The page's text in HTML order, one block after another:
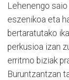
Lehenengo
eszenikoa eta
bertaratutako
perkusioa izan
erritmo biziak
Buruntzantzan